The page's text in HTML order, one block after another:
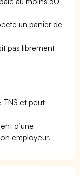
un panier de
pas librement
TNS et peut
d’une
employeur.